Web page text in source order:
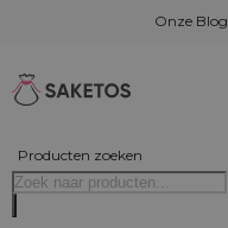
Onze Blog
Producten zoeken